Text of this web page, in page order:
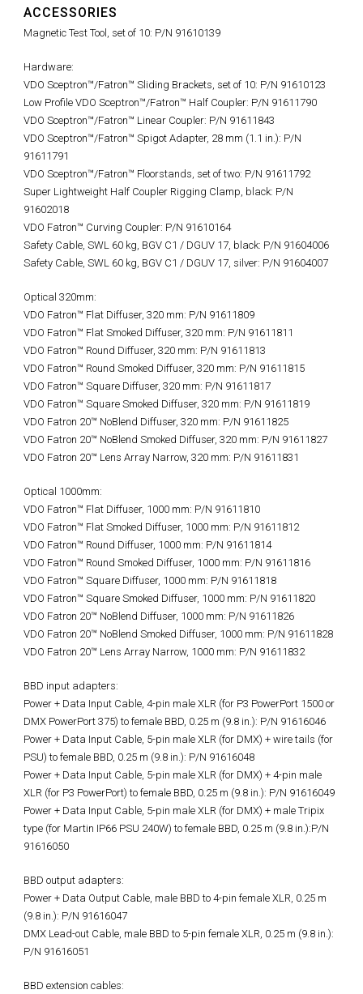
ACCESSORIES
Magnetic Test Tool, set of 10: P/N 91610139
Hardware:
VDO Sceptron™/Fatron™ Sliding Brackets, set of 10: P/N 91610123
Low Profile VDO Sceptron™/Fatron™ Half Coupler: P/N 91611790
VDO Sceptron™/Fatron™ Linear Coupler: P/N 91611843
VDO Sceptron™/Fatron™ Spigot Adapter, 28 mm (1.1 in.): P/N
91611791
VDO Sceptron™/Fatron™ Floorstands, set of two: P/N 91611792
Super Lightweight Half Coupler Rigging Clamp, black: P/N
91602018
VDO Fatron™ Curving Coupler: P/N 91610164
Safety Cable, SWL 60 kg, BGV C1 / DGUV 17, black: P/N 91604006
Safety Cable, SWL 60 kg, BGV C1 / DGUV 17, silver: P/N 91604007
Optical 320mm:
VDO Fatron™ Flat Diffuser, 320 mm: P/N 91611809
VDO Fatron™ Flat Smoked Diffuser, 320 mm: P/N 91611811
VDO Fatron™ Round Diffuser, 320 mm: P/N 91611813
VDO Fatron™ Round Smoked Diffuser, 320 mm: P/N 91611815
VDO Fatron™ Square Diffuser, 320 mm: P/N 91611817
VDO Fatron™ Square Smoked Diffuser, 320 mm: P/N 91611819
VDO Fatron 20™ NoBlend Diffuser, 320 mm: P/N 91611825
VDO Fatron 20™ NoBlend Smoked Diffuser, 320 mm: P/N 91611827
VDO Fatron 20™ Lens Array Narrow, 320 mm: P/N 91611831
Optical 1000mm:
VDO Fatron™ Flat Diffuser, 1000 mm: P/N 91611810
VDO Fatron™ Flat Smoked Diffuser, 1000 mm: P/N 91611812
VDO Fatron™ Round Diffuser, 1000 mm: P/N 91611814
VDO Fatron™ Round Smoked Diffuser, 1000 mm: P/N 91611816
VDO Fatron™ Square Diffuser, 1000 mm: P/N 91611818
VDO Fatron™ Square Smoked Diffuser, 1000 mm: P/N 91611820
VDO Fatron 20™ NoBlend Diffuser, 1000 mm: P/N 91611826
VDO Fatron 20™ NoBlend Smoked Diffuser, 1000 mm: P/N 91611828
VDO Fatron 20™ Lens Array Narrow, 1000 mm: P/N 91611832
BBD input adapters:
Power + Data Input Cable, 4-pin male XLR (for P3 PowerPort 1500 or
DMX PowerPort 375) to female BBD, 0.25 m (9.8 in.): P/N 91616046
Power + Data Input Cable, 5-pin male XLR (for DMX) + wire tails (for
PSU) to female BBD, 0.25 m (9.8 in.): P/N 91616048
Power + Data Input Cable, 5-pin male XLR (for DMX) + 4-pin male
XLR (for P3 PowerPort) to female BBD, 0.25 m (9.8 in.): P/N 91616049
Power + Data Input Cable, 5-pin male XLR (for DMX) + male Tripix
type (for Martin IP66 PSU 240W) to female BBD, 0.25 m (9.8 in.):P/N
91616050
BBD output adapters:
Power + Data Output Cable, male BBD to 4-pin female XLR, 0.25 m
(9.8 in.): P/N 91616047
DMX Lead-out Cable, male BBD to 5-pin female XLR, 0.25 m (9.8 in.):
P/N 91616051
BBD extension cables: